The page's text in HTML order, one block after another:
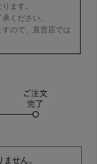
ます。
ください。
ので、直営店では
せん。